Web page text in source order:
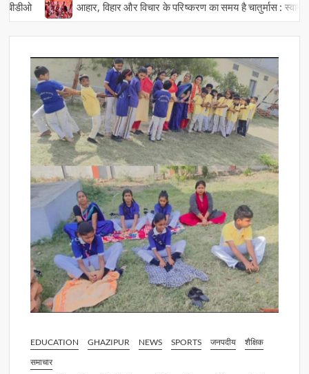
आहार, विहार और विचार के परिष्करण का समय है चातुर्मास : स्वामी
EDUCATION GHAZIPUR NEWS SPORTS जनपदीय
शैक्षिक
समाचार